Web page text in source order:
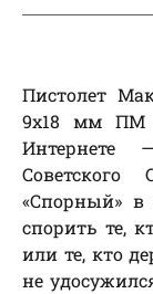
Пистолет
9х18 мм
Интернете
«Спорный»
спорить те,
или те, кто
не